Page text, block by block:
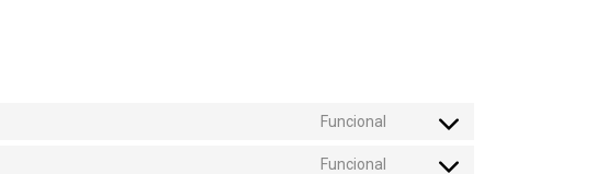
Funcional
Funcional